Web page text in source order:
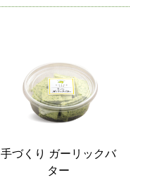
手づくり ガーリックバ
ター